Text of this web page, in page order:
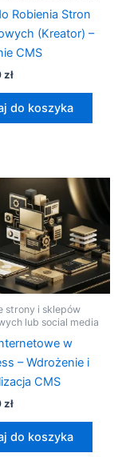
Robienia Stron
(Kreator) –
CMS
zł
do koszyka
strony i sklepów
lub social media
w
– Wdrożenie i
CMS
zł
do koszyka